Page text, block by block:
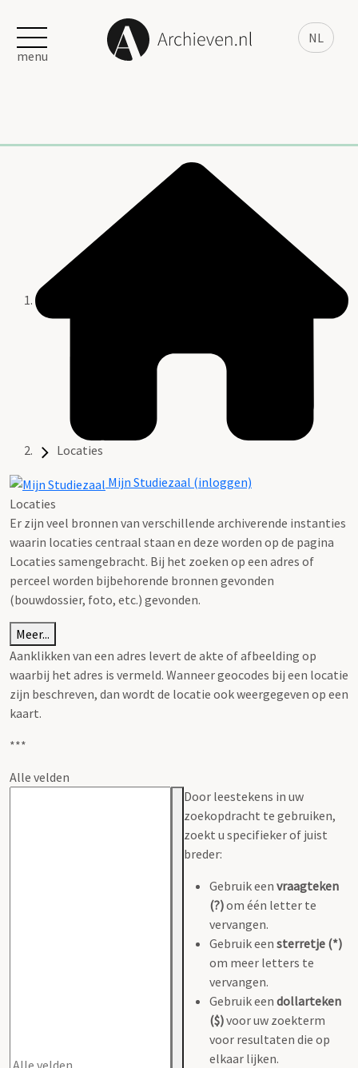
NL
menu
Locaties
Mijn Studiezaal (inloggen)
Locaties
Er zijn veel bronnen van verschillende archiverende instanties
waarin locaties centraal staan en deze worden op de pagina
Locaties samengebracht. Bij het zoeken op een adres of
perceel worden bijbehorende bronnen gevonden
(bouwdossier, foto, etc.) gevonden.
Meer...
Aanklikken van een adres levert de akte of afbeelding op
waarbij het adres is vermeld. Wanneer geocodes bij een locatie
zijn beschreven, dan wordt de locatie ook weergegeven op een
kaart.
***
Alle velden
Door leestekens in uw
zoekopdracht te gebruiken,
zoekt u specifieker of juist
breder:
Gebruik een vraagteken
(?)om één letter te
vervangen.
Gebruik een sterretje (*)
om meer letters te
vervangen.
Gebruik een dollarteken
($)voor uw zoekterm
voor resultaten die op
elkaar lijken.